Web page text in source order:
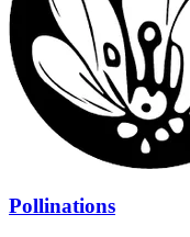
Pollinations